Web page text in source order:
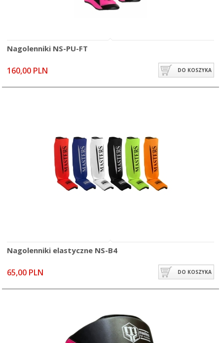
Nagolenniki NS-PU-FT
160,00 PLN DO KOSZYKA
Nagolenniki elastyczne NS-B4
65,00 PLN DO KOSZYKA